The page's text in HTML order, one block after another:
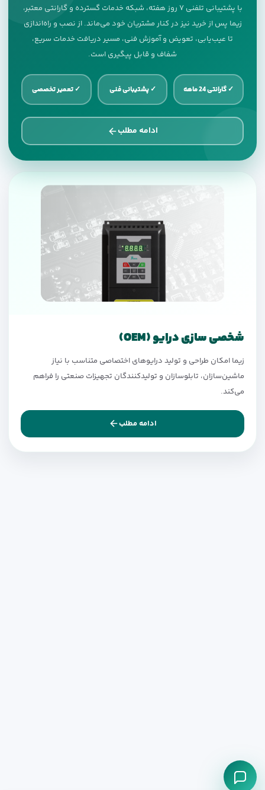
با پشتیبانی تلفنی ۷ روز هفته، شبکه خدمات گسترده و گارانتی معتبر،
زیما پس از خرید نیز در کنار مشتریان خود می‌ماند. از نصب و راه‌اندازی
تا عیب‌یابی، تعویض و آموزش فنی، مسیر دریافت خدمات سریع،
شفاف و قابل پیگیری است.
✓ گارانتی 24 ماهه ✓ پشتیبانی فنی ✓ تعمیر تخصصی
ادامه مطلب
شخصی سازی درایو (OEM)
زیما امکان طراحی و تولید درایوهای اختصاصی متناسب با نیاز
ماشین‌سازان، تابلوسازان و تولیدکنندگان تجهیزات صنعتی را فراهم
می‌کند.
ادامه مطلب